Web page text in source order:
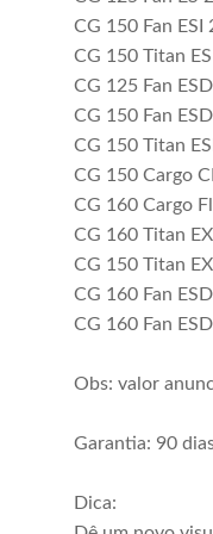
CG 150 Fan ESI
CG 150 Titan
CG 125 Fan
CG 150 Fan
CG 150 Titan
CG 150 Cargo
CG 160 Cargo
CG 160 Titan
CG 150 Titan
CG 160 Fan
CG 160 Fan
Obs: valor
Garantia: 90
Dica: